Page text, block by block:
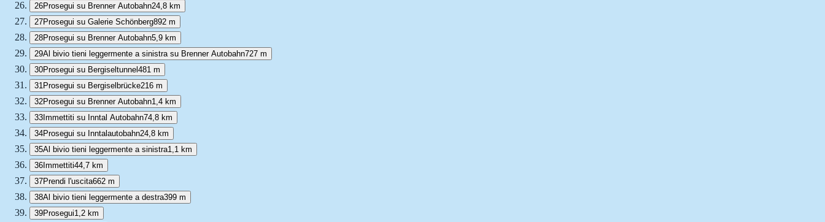
26Prosegui su Brenner Autobahn24,8 km
27Prosegui su Galerie Schönberg892 m
28Prosegui su Brenner Autobahn5,9 km
29Al bivio tieni leggermente a sinistra su Brenner Autobahn727 m
30Prosegui su Bergiseltunnel481 m
31 Prosegui su Bergiselbrücke216 m
32Prosegui su Brenner Autobahn1,4 km
33Immettiti su Inntal Autobahn74,8 km
34Prosegui su Inntalautobahn24,8 km
35Al bivio tieni leggermente a sinistra1,1 km
36Immettiti44,7 km
37Prendi l'uscita662 m
38Al bivio tieni leggermente a destra399 m
39Prosegui1,2 km